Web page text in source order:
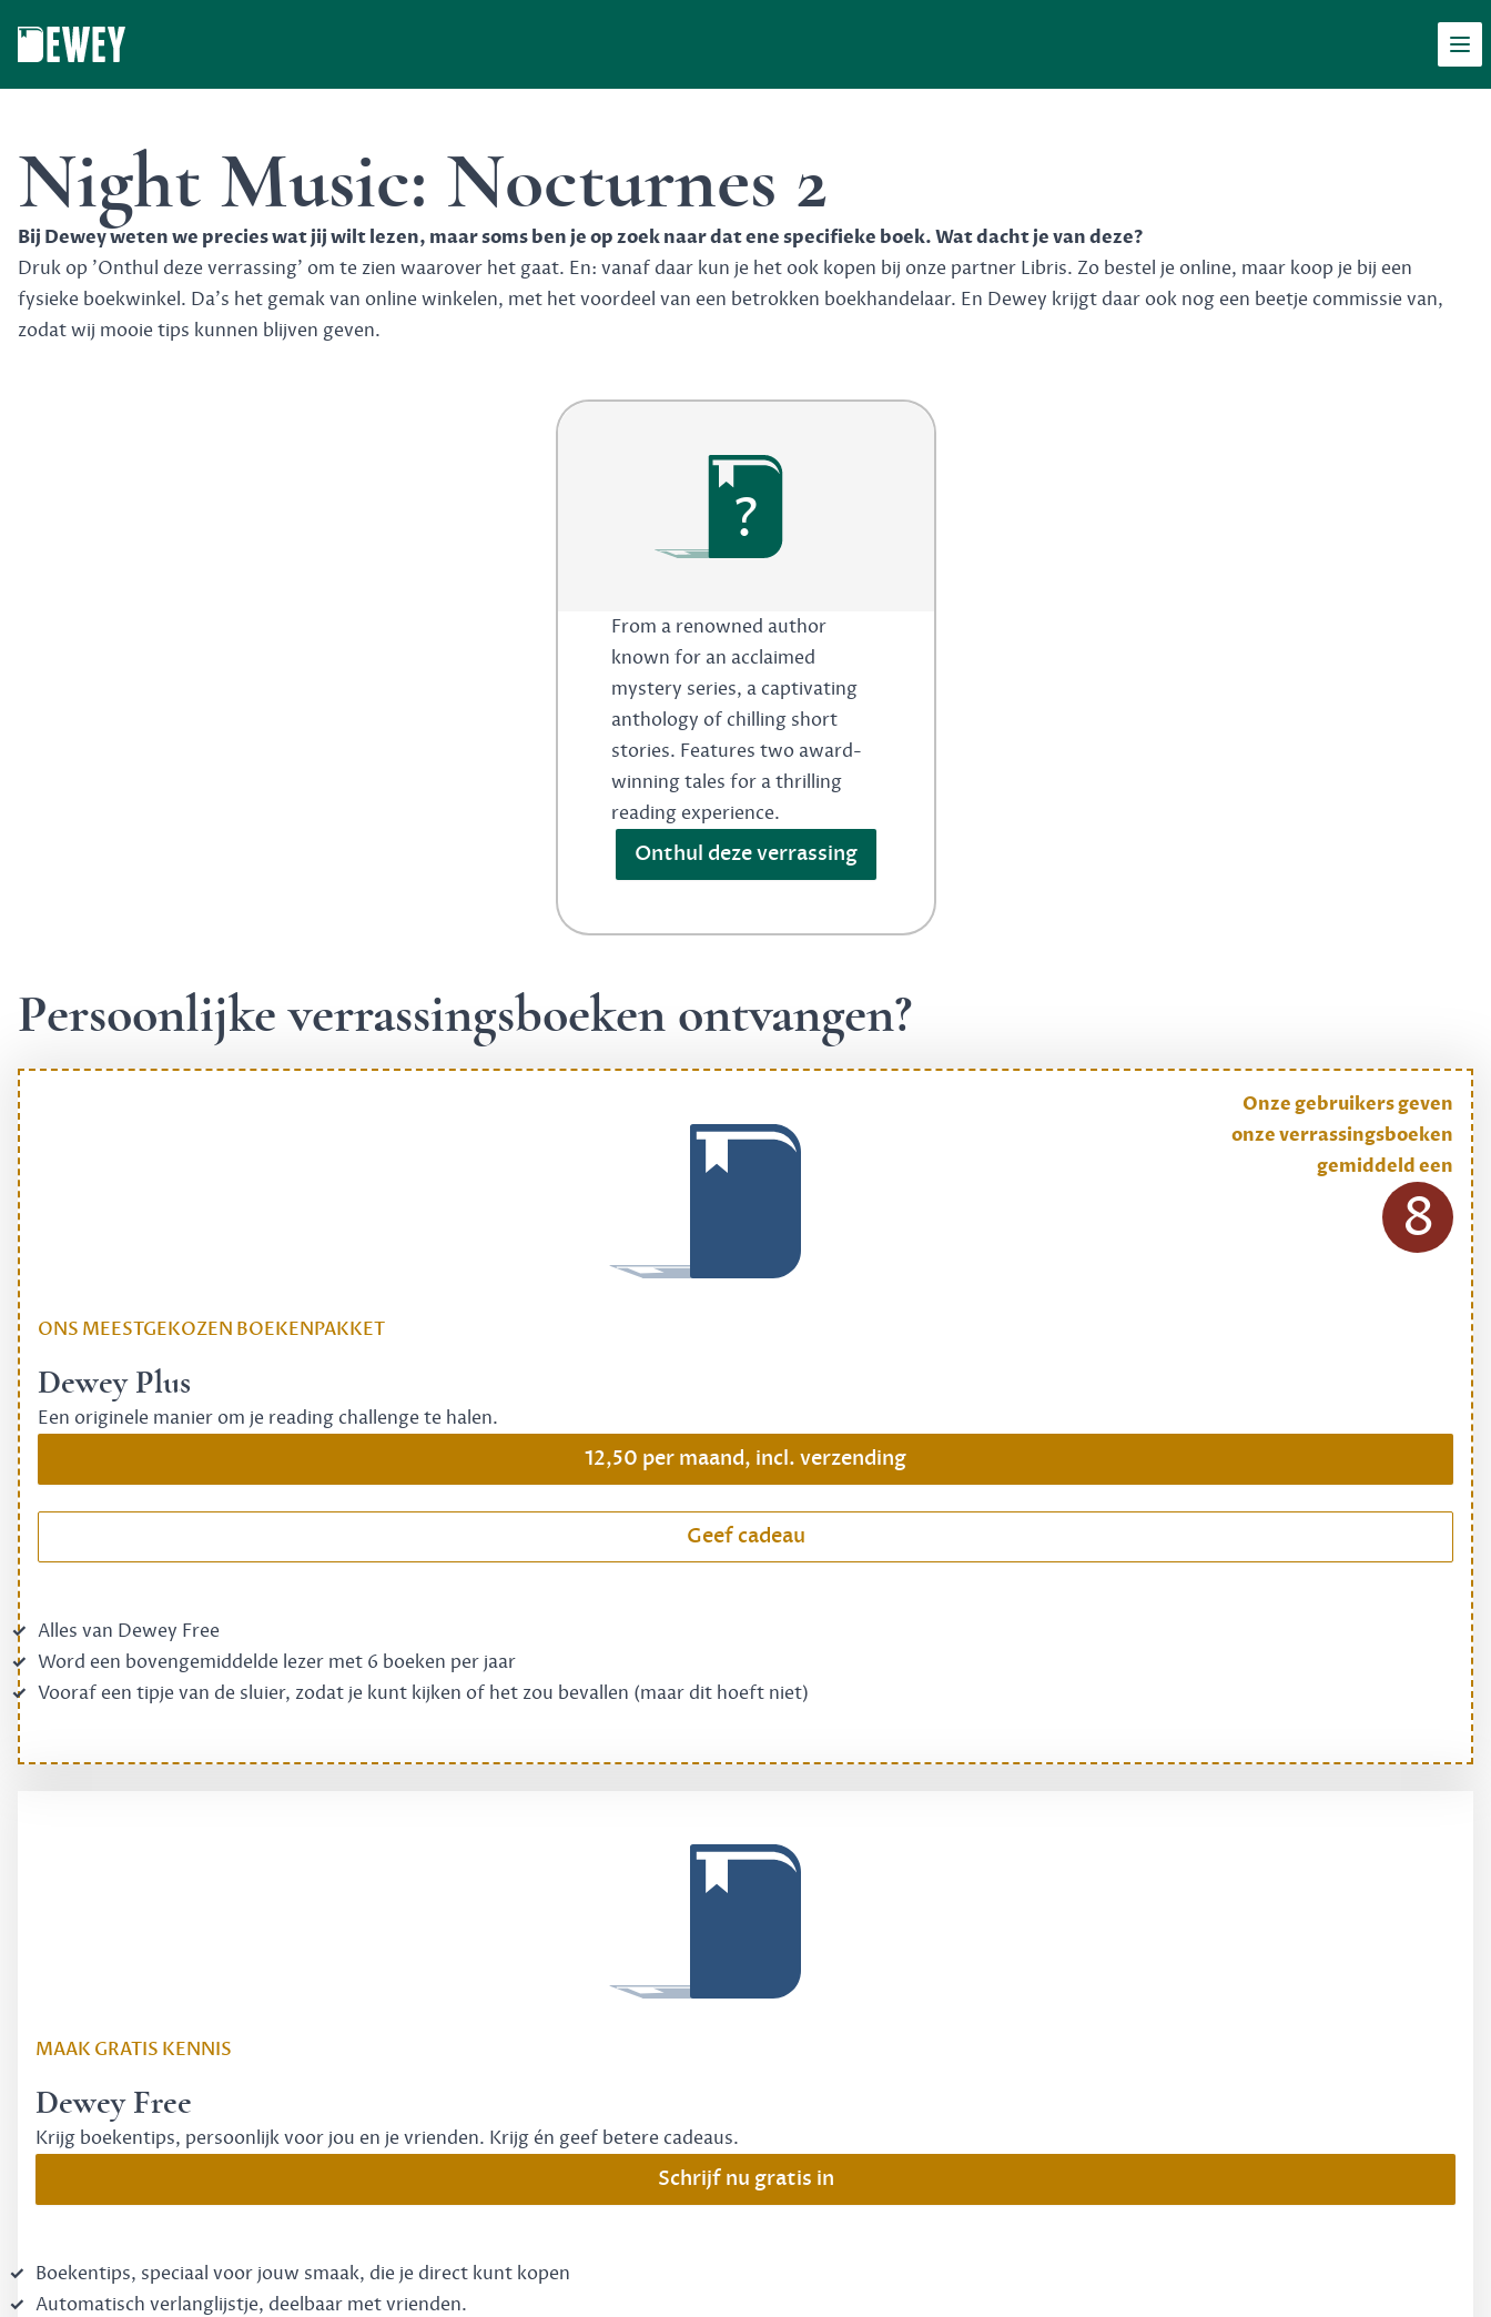
Night Music: Nocturnes 2
Bij Dewey weten we precies wat jij wilt lezen, maar soms ben je op zoek naar dat ene specifieke boek. Wat dacht je van deze?
Druk op 'Onthul deze verrassing' om te zien waarover het gaat. En: vanaf daar kun je het ook kopen bij onze partner Libris. Zo bestel je online, maar koop je bij een
fysieke boekwinkel. Da's het gemak van online winkelen, met het voordeel van een betrokken boekhandelaar. En Dewey krijgt daar ook nog een beetje commissie van,
zodat wij mooie tips kunnen blijven geven.
?
From a renowned author
known for an acclaimed
mystery series, a captivating
anthology of chilling short
stories. Features two award-
winning tales for a thrilling
reading experience.
Onthul deze verrassing
Persoonlijke verrassingsboeken ontvangen?
ONS MEESTGEKOZEN BOEKENPAKKET
Dewey Plus
Een originele manier om je reading challenge te halen.
12,50 per maand, incl. verzending
Geef cadeau
Alles van Dewey Free
Word een bovengemiddelde lezer met 6 boeken per jaar
Vooraf een tipje van de sluier, zodat je kunt kijken of het zou bevallen (maar dit hoeft niet)
Onze gebruikers geven
onze verrassingsboeken
gemiddeld een
8
MAAK GRATIS KENNIS
Dewey Free
Krijg boekentips, persoonlijk voor jou en je vrienden. Krijg én geef betere cadeaus.
Schrijf nu gratis in
Boekentips, speciaal voor jouw smaak, die je direct kunt kopen
Automatisch verlanglijstje, deelbaar met vrienden.